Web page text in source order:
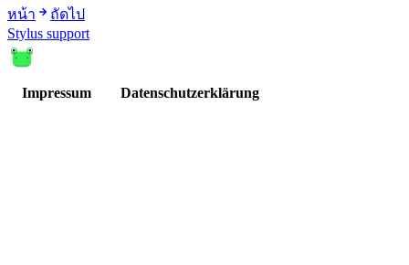
หน้า
ถัดไป
Stylus support
Impressum Datenschutzerklärung